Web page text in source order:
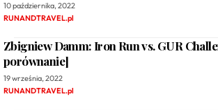
10 października, 2022
RUNANDTRAVEL.pl
Zbigniew Damm: Iron Run vs. GUR
porównanie]
19 września, 2022
RUNANDTRAVEL.pl